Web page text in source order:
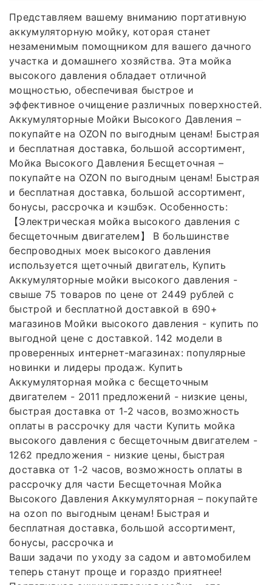
Представляем вашему вниманию портативную
аккумуляторную мойку, которая станет
незаменимым помощником для вашего дачного
участка и домашнего хозяйства. Эта мойка
высокого давления обладает отличной
мощностью, обеспечивая быстрое и
эффективное очищение различных поверхностей.
Аккумуляторные Мойки Высокого Давления –
покупайте на OZON по выгодным ценам! Быстрая
и бесплатная доставка, большой ассортимент,
Мойка Высокого Давления Бесщеточная –
покупайте на OZON по выгодным ценам! Быстрая
и бесплатная доставка, большой ассортимент,
бонусы, рассрочка и кэшбэк. Особенность:
【Электрическая мойка высокого давления с
бесщеточным двигателем】 В большинстве
беспроводных моек высокого давления
используется щеточный двигатель, Купить
Аккумуляторные мойки высокого давления -
свыше 75 товаров по цене от 2449 рублей с
быстрой и бесплатной доставкой в 690+
магазинов Мойки высокого давления - купить по
выгодной цене с доставкой. 142 модели в
проверенных интернет-магазинах: популярные
новинки и лидеры продаж. Купить
Аккумуляторная мойка с бесщеточным
двигателем - 2011 предложений - низкие цены,
быстрая доставка от 1-2 часов, возможность
оплаты в рассрочку для части Купить мойка
высокого давления с бесщеточным двигателем -
1262 предложения - низкие цены, быстрая
доставка от 1-2 часов, возможность оплаты в
рассрочку для части Бесщеточная Мойка
Высокого Давления Аккумуляторная – покупайте
на ozon по выгодным ценам! Быстрая и
бесплатная доставка, большой ассортимент,
бонусы, рассрочка и
Ваши задачи по уходу за садом и автомобилем
теперь станут проще и гораздо приятнее!